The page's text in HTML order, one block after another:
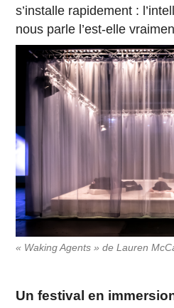
s’installe rapidement :
nous parle l’est-elle
« Waking Agents » de Lauren
Un festival en